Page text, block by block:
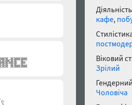
кафе,
Віковий
Зрілий
Чоловіча